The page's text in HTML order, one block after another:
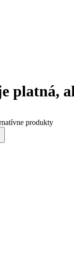
platná,
produkty